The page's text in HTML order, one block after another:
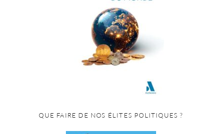
QUE FAIRE DE NOS ÉLITES POLITIQUES ?